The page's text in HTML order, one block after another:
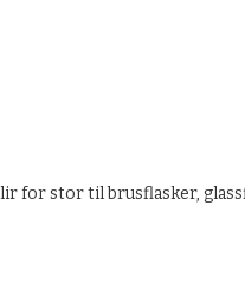
for stor til brusflasker,